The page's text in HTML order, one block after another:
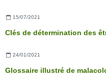
15/07/2021
24/01/2021
Glossaire illustré de